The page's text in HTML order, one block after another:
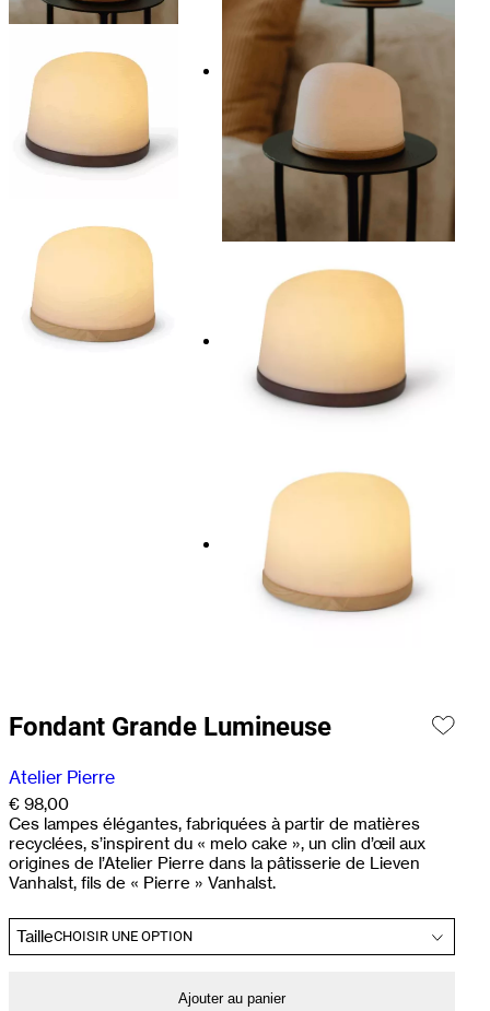
Fondant Grande Lumineuse
Atelier Pierre
€ 98,00
Ces lampes élégantes, fabriquées à partir de matières
recyclées, s’inspirent du « melo cake », un clin d’œil aux
origines de l’Atelier Pierre dans la pâtisserie de Lieven
Vanhalst, fils de « Pierre » Vanhalst.
Taille
Ajouter au panier